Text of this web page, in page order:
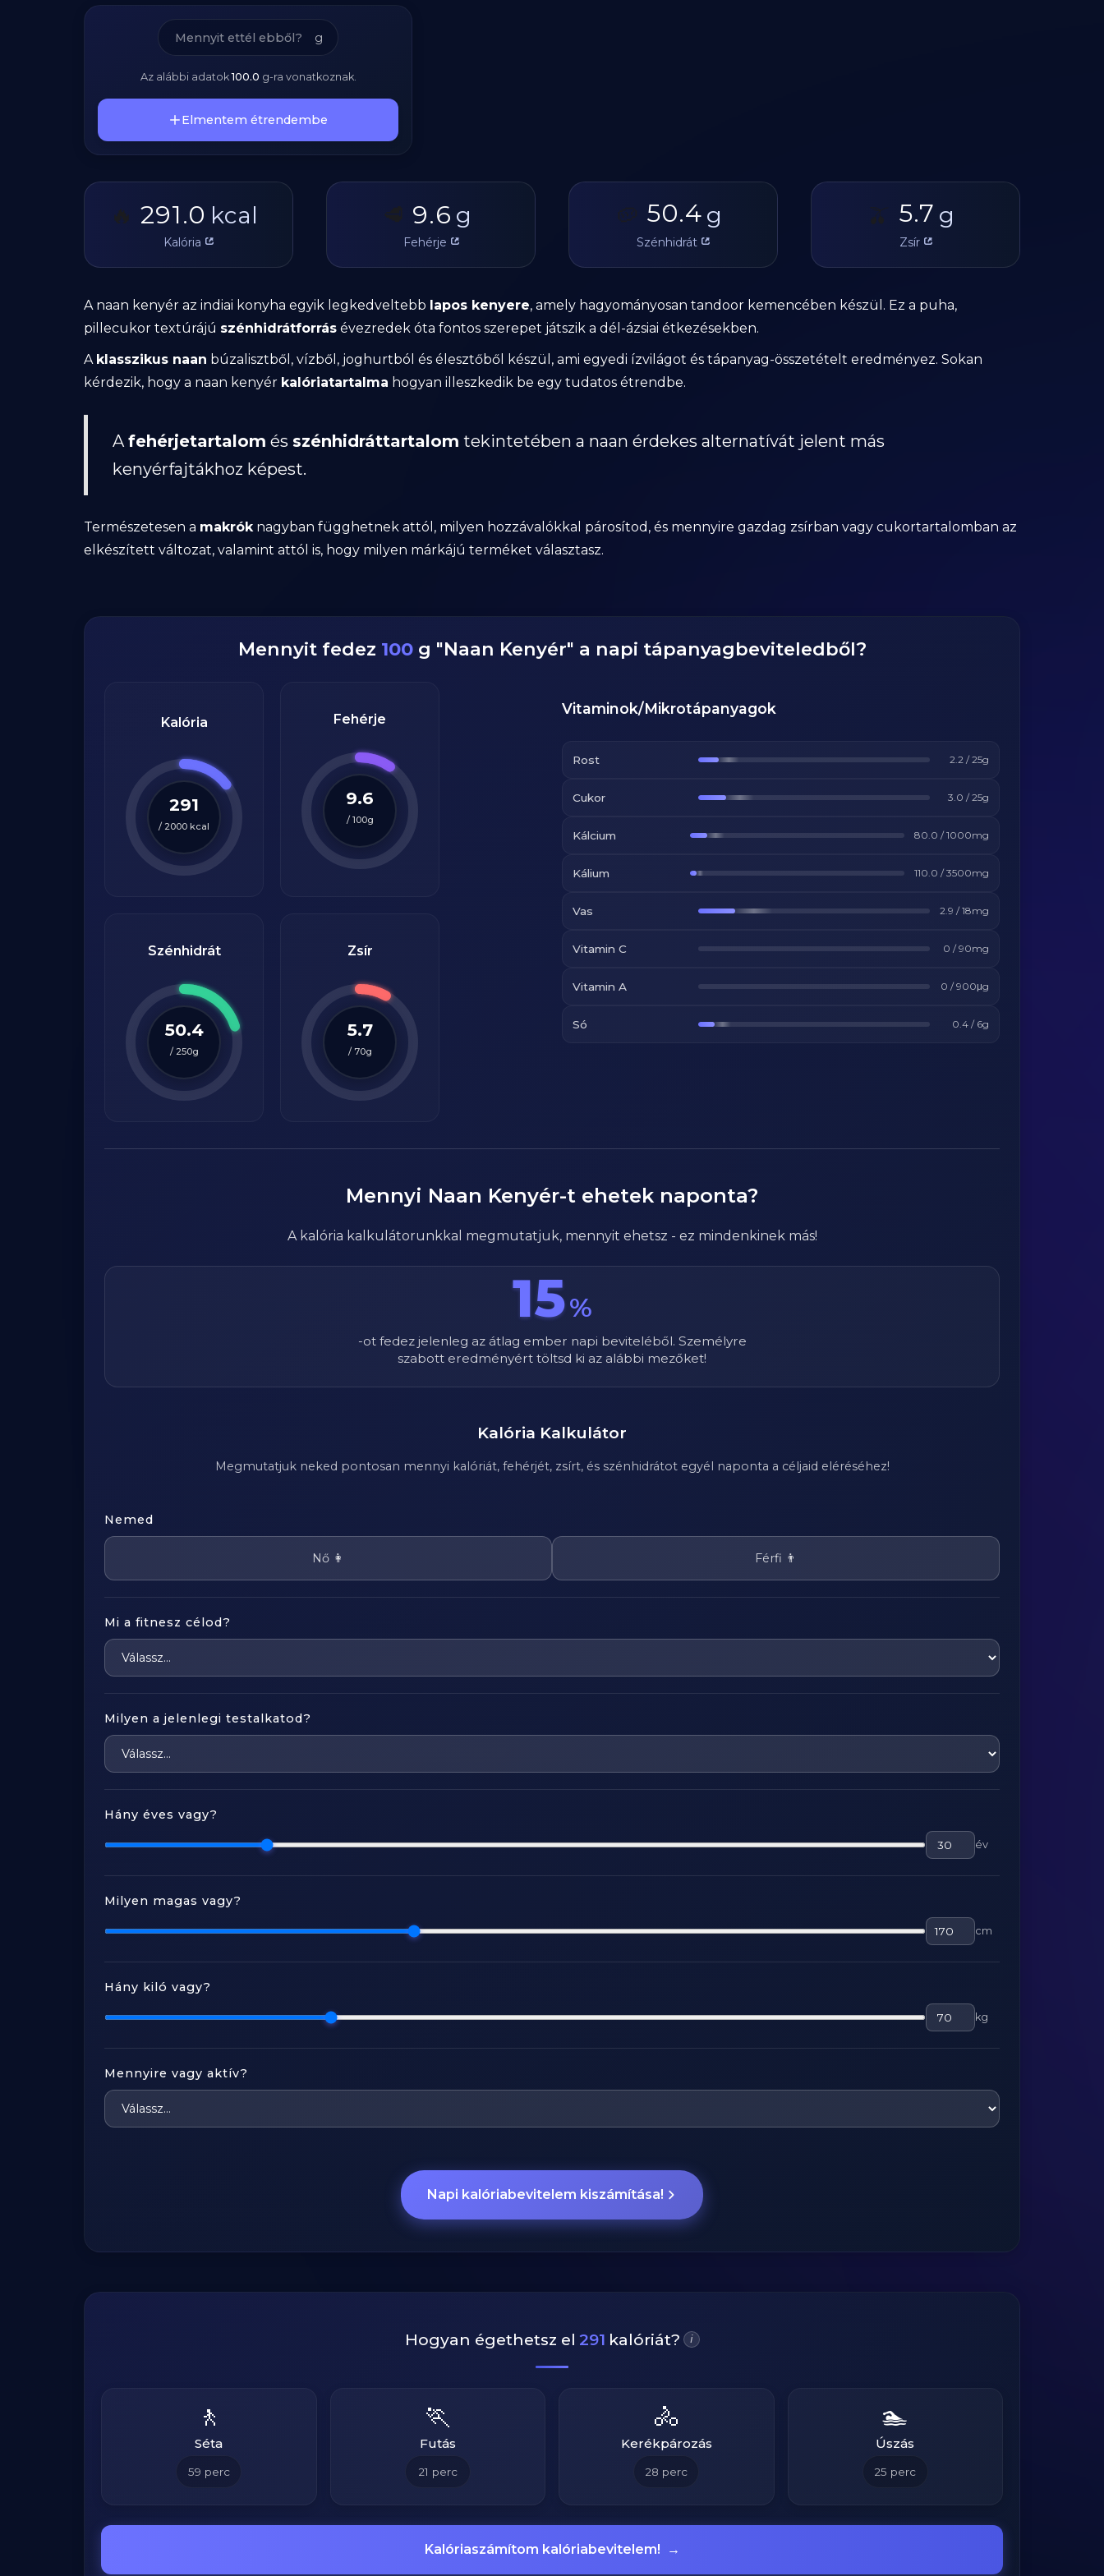
g
Az alábbi adatok100.0 g-ra vonatkoznak.
Elmentem étrendembe
🔥 291.0 kcal
Kalória
🥩 9.6 g
Fehérje
🥔 50.4 g
Szénhidrát
🫒 5.7 g
Zsír
A naan kenyér az indiai konyha egyik legkedveltebb lapos kenyere, amely hagyományosan tandoor kemencében készül. Ez a puha,
pillecukor textúrájú szénhidrátforrás évezredek óta fontos szerepet játszik a dél-ázsiai étkezésekben.
A klasszikus naan búzalisztből, vízből, joghurtból és élesztőből készül, ami egyedi ízvilágot és tápanyag-összetételt eredményez. Sokan
kérdezik, hogy a naan kenyér kalóriatartalma hogyan illeszkedik be egy tudatos étrendbe.
A fehérjetartalom és szénhidráttartalom tekintetében a naan érdekes alternatívát jelent más
kenyérfajtákhoz képest.
Természetesen a makrók nagyban függhetnek attól, milyen hozzávalókkal párosítod, és mennyire gazdag zsírban vagy cukortartalomban az
elkészített változat, valamint attól is, hogy milyen márkájú terméket választasz.
Mennyit fedez 100 g "Naan Kenyér" a napi tápanyagbeviteledből?
Kalória
291
/ 2000 kcal
Fehérje
9.6
/100g
Szénhidrát
50.4
/ 250g
Zsír
5.7
/70g
Vitaminok/Mikrotápanyagok
Rost 2.2 /25g
Cukor 3.0 /25g
Kálcium 80.0 /1000mg
Kálium 110.0 /3500mg
Vas 2.9 /18mg
Vitamin C 0 /90mg
Vitamin A 0 /900μg
Só 0.4 / 6g
Mennyi Naan Kenyér-t ehetek naponta?
A kalória kalkulátorunkkal megmutatjuk, mennyit ehetsz - ez mindenkinek más!
15%
-ot fedez jelenleg az átlag ember napi beviteléből. Személyre
szabott eredményért töltsd ki az alábbi mezőket!
Kalória Kalkulátor
Megmutatjuk neked pontosan mennyi kalóriát, fehérjét, zsírt, és szénhidrátot egyél naponta a céljaid eléréséhez!
Nemed
Nő 👩 Férfi 👨
Mi a fitnesz célod?
Milyen a jelenlegi testalkatod?
Hány éves vagy?
év
Milyen magas vagy?
cm
Hány kiló vagy?
kg
Mennyire vagy aktív?
Napi kalóriabevitelem kiszámítása!
Hogyan égethetsz el 291 kalóriát? i
🚶
Séta
59 perc
🏃
Futás
21 perc
🚴
Kerékpározás
28 perc
🏊
Úszás
25 perc
Kalóriaszámítom kalóriabevitelem! →